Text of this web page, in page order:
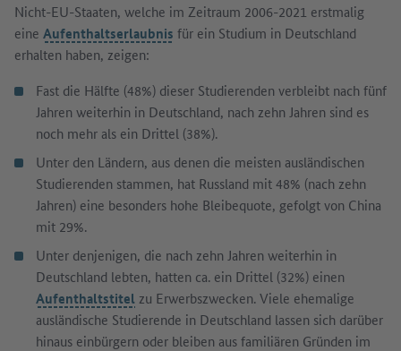
Nicht-EU-Staaten, welche im Zeitraum 2006-2021 erstmalig
eine Aufenthaltserlaubnis für ein Studium in Deutschland
erhalten haben, zeigen:
Fast die Hälfte (48%) dieser Studierenden verbleibt nach fünf
Jahren weiterhin in Deutschland, nach zehn Jahren sind es
noch mehr als ein Drittel (38%).
Unter den Ländern, aus denen die meisten ausländischen
Studierenden stammen, hat Russland mit 48% (nach zehn
Jahren) eine besonders hohe Bleibequote, gefolgt von China
mit 29%.
Unter denjenigen, die nach zehn Jahren weiterhin in
Deutschland lebten, hatten ca. ein Drittel (32%) einen
Aufenthaltstitel zu Erwerbszwecken. Viele ehemalige
ausländische Studierende in Deutschland lassen sich darüber
hinaus einbürgern oder bleiben aus familiären Gründen im